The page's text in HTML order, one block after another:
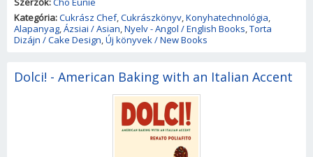
Kategória:Cukrász Chef,Cukrászkönyv,Konyhatechnológia,
Alapanyag,Ázsiai / Asian,Nyelv - Angol / English Books,Torta
Dizájn / Cake Design,Új könyvek / New Books
Dolci! - American Baking with an Italian Accent